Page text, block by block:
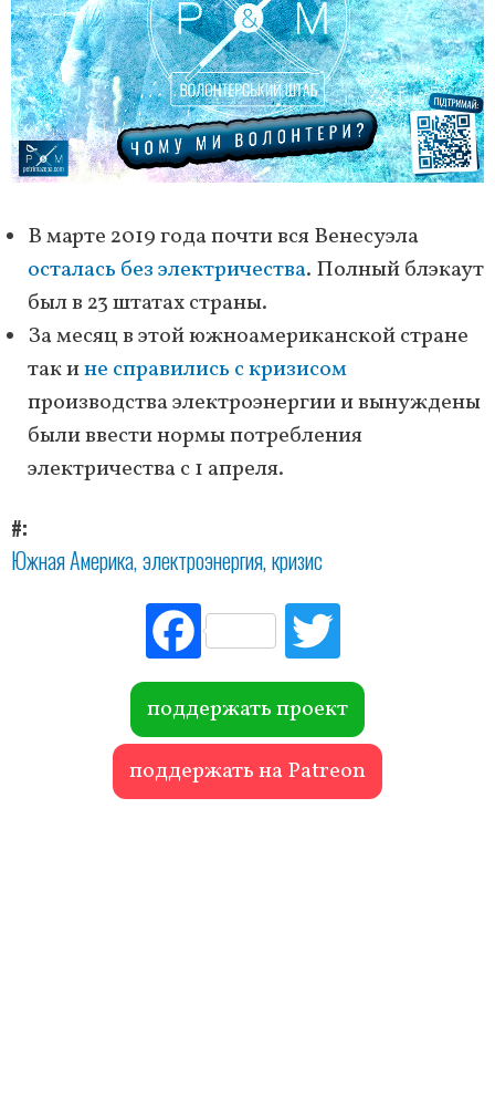
В марте 2019 года почти вся Венесуэла
осталась без электричества. Полный блэкаут
был в 23 штатах страны.
За месяц в этой южноамериканской стране
так ине справились с кризисом
производства электроэнергии и вынуждены
были ввести нормы потребления
электричества с 1 апреля.
#
Южная Америка электроэнергия кризис
Fac
ebo
ok r
поддержать проект
поддержать на Patreon